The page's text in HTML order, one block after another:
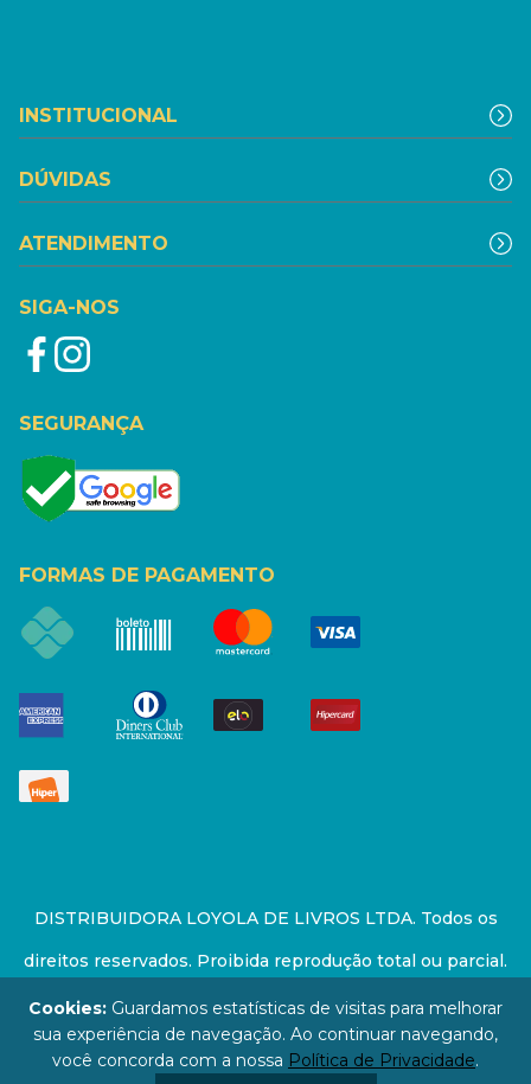
INSTITUCIONAL
DÚVIDAS
ATENDIMENTO
SIGA-NOS
SEGURANÇA
FORMAS DE PAGAMENTO
DISTRIBUIDORA LOYOLA DE LIVROS LTDA. Todos os
direitos reservados. Proibida reprodução total ou parcial.
Preços e estoque sujeito a alterações sem aviso prévio.
67.946.814/0001-94 - LOJA - Rua Senador Feijó - São
Cookies: Guardamos estatísticas de visitas para melhorar
sua experiência de navegação. Ao continuar navegando,
você concorda com a nossa Política de Privacidade.